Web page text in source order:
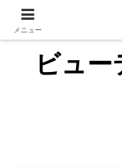
ビュ
メニュー